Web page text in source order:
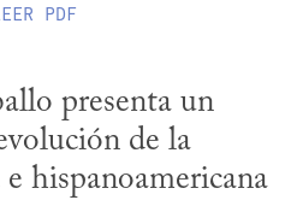
PDF
presenta un
de la
hispanoamericana